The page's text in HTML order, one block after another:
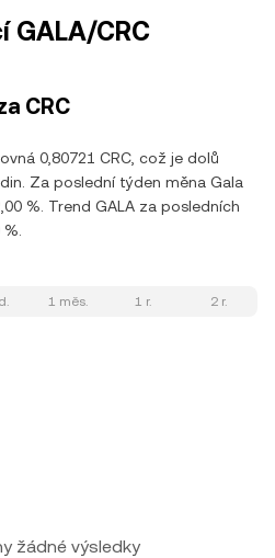
GALA/CRC
CRC
0,80721 CRC, což je dolů
Za poslední týden měna Gala
%. Trend GALA za posledních
1 měs. 1 r. 2 r.
žádné výsledky